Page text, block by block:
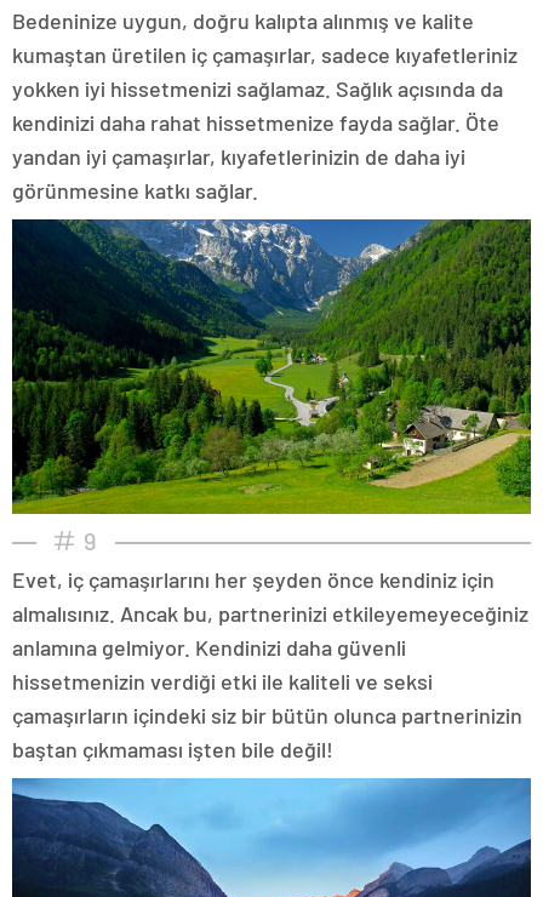
Bedeninize uygun, doğru kalıpta alınmış ve kalite
kumaştan üretilen iç çamaşırlar, sadece kıyafetleriniz
yokken iyi hissetmenizi sağlamaz. Sağlık açısında da
kendinizi daha rahat hissetmenize fayda sağlar. Öte
yandan iyi çamaşırlar, kıyafetlerinizin de daha iyi
görünmesine katkı sağlar.
9
Evet, iç çamaşırlarını her şeyden önce kendiniz için
almalısınız. Ancak bu, partnerinizi etkileyemeyeceğiniz
anlamına gelmiyor. Kendinizi daha güvenli
hissetmenizin verdiği etki ile kaliteli ve seksi
çamaşırların içindeki siz bir bütün olunca partnerinizin
baştan çıkmaması işten bile değil!